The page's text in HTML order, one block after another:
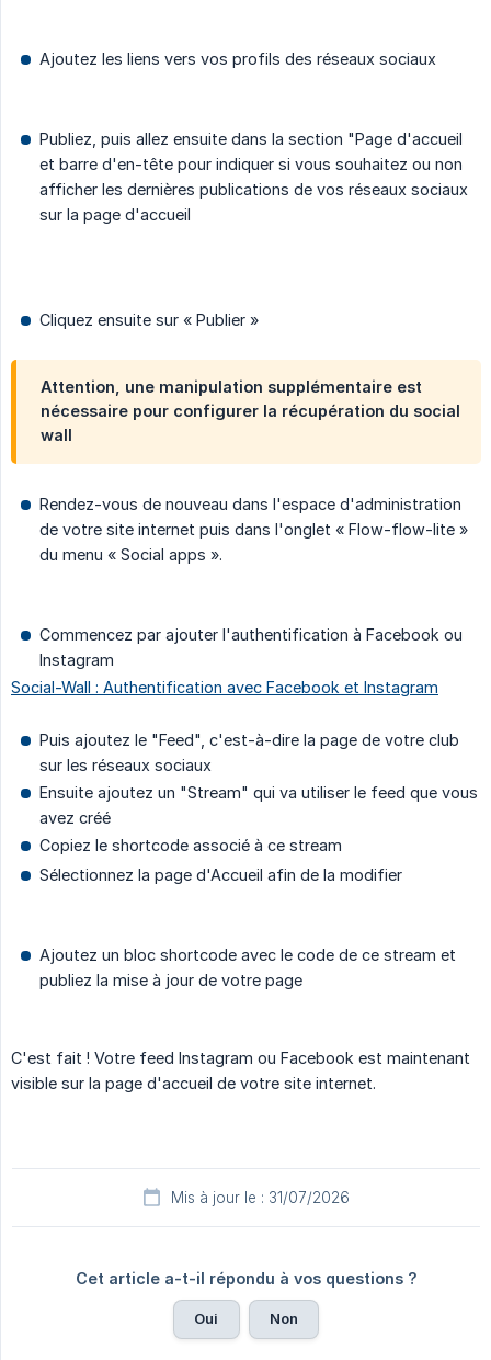
Ajoutez les liens vers vos profils des réseaux sociaux
Publiez, puis allez ensuite dans la section "Page d'accueil
et barre d'en-tête pour indiquer si vous souhaitez ou non
afficher les dernières publications de vos réseaux sociaux
sur la page d'accueil
Cliquez ensuite sur « Publier »
Attention, une manipulation supplémentaire est
nécessaire pour configurer la récupération du social
wall
Rendez-vous de nouveau dans l'espace d'administration
de votre site internet puis dans l'onglet « Flow-flow-lite »
du menu « Social apps ».
Commencez par ajouter l'authentification à Facebook ou
Instagram
Social-Wall : Authentification avec Facebook et Instagram
Puis ajoutez le "Feed", c'est-à-dire la page de votre club
sur les réseaux sociaux
Ensuite ajoutez un "Stream" qui va utiliser le feed que vous
avez créé
Copiez le shortcode associé à ce stream
Sélectionnez la page d'Accueil afin de la modifier
Ajoutez un bloc shortcode avec le code de ce stream et
publiez la mise à jour de votre page
C'est fait ! Votre feed Instagram ou Facebook est maintenant
visible sur la page d'accueil de votre site internet.
Mis à jour le : 31/07/2026
Cet article a-t-il répondu à vos questions ?
Oui Non